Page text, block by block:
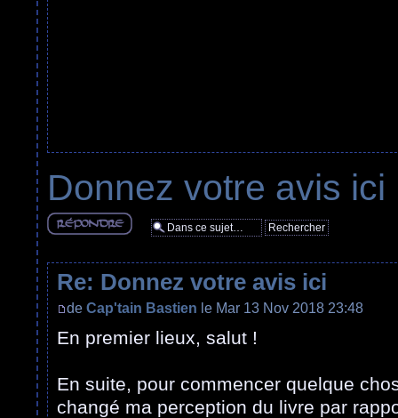
Donnez votre avis ici
Re: Donnez votre avis ici
de Cap'tain Bastien le Mar 13 Nov 2018 23:48
En premier lieux, salut !
En suite, pour commencer quelque
changé ma perception du livre par